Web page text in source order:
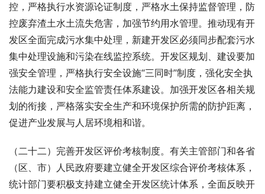
控，严格执行水资源论证制度，严格水土保持监督管理，防
控废弃渣土水土流失危害，加强节约用水管理。推动现有开
发区全面完成污水集中处理，新建开发区必须同步配套污水
集中处理设施和污染在线监控系统。开发区规划、建设要加
强安全管理，严格执行安全设施“三同时”制度，强化安全执
法能力建设和安全监管责任体系建设。加强开发区各相关规
划的衔接，严格落实安全生产和环境保护所需的防护距离，
促进产业发展与人居环境相和谐。
（二十二）完善开发区评价考核制度。有关主管部门和各省
（区、市）人民政府要建立健全开发区综合评价考核体系，
统计部门要积极支持建立健全开发区统计体系，全面反映开